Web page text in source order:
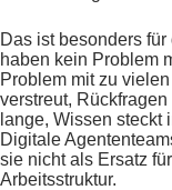
Das ist besonders
haben kein Problem
Problem mit zu
verstreut,
lange, Wissen
Digitale
sie nicht als Ersatz
Arbeitsstruktur.